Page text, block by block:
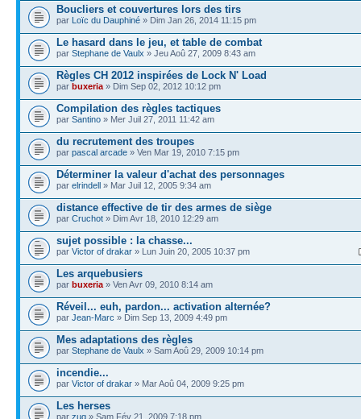
Boucliers et couvertures lors des tirs
par Loïc du Dauphiné » Dim Jan 26, 2014 11:15 pm
Le hasard dans le jeu, et table de combat
par Stephane de Vaulx » Jeu Aoû 27, 2009 8:43 am
Règles CH 2012 inspirées de Lock N' Load
par buxeria » Dim Sep 02, 2012 10:12 pm
Compilation des règles tactiques
par Santino » Mer Juil 27, 2011 11:42 am
du recrutement des troupes
par pascal arcade » Ven Mar 19, 2010 7:15 pm
Déterminer la valeur d'achat des personnages
par elrindell » Mar Juil 12, 2005 9:34 am
distance effective de tir des armes de siège
par Cruchot » Dim Avr 18, 2010 12:29 am
sujet possible : la chasse...
par Victor of drakar » Lun Juin 20, 2005 10:37 pm
Les arquebusiers
par buxeria » Ven Avr 09, 2010 8:14 am
Réveil... euh, pardon... activation alternée?
par Jean-Marc » Dim Sep 13, 2009 4:49 pm
Mes adaptations des règles
par Stephane de Vaulx » Sam Aoû 29, 2009 10:14 pm
incendie...
par Victor of drakar » Mar Aoû 04, 2009 9:25 pm
Les herses
par zug » Sam Fév 21, 2009 7:18 pm